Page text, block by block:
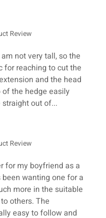
Review
not very tall, so the
reaching to cut the
and the head
the hedge easily
out of...
Review
for my boyfriend as a
wanting one for a
more in the suitable
others. The
easy to follow and